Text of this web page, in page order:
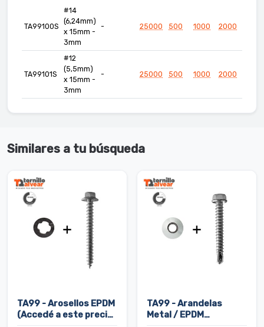
TA99100S
#14
(6,24mm)
x 15mm -
3mm
- 25000 500 1000 2000
TA99101S
#12
(5,5mm)
x 15mm -
3mm
- 25000 500 1000 2000
Similares a tu búsqueda
TA99 - Arosellos EPDM
(Accedé a este precio
TA99 - Arandelas
Metal / EPDM